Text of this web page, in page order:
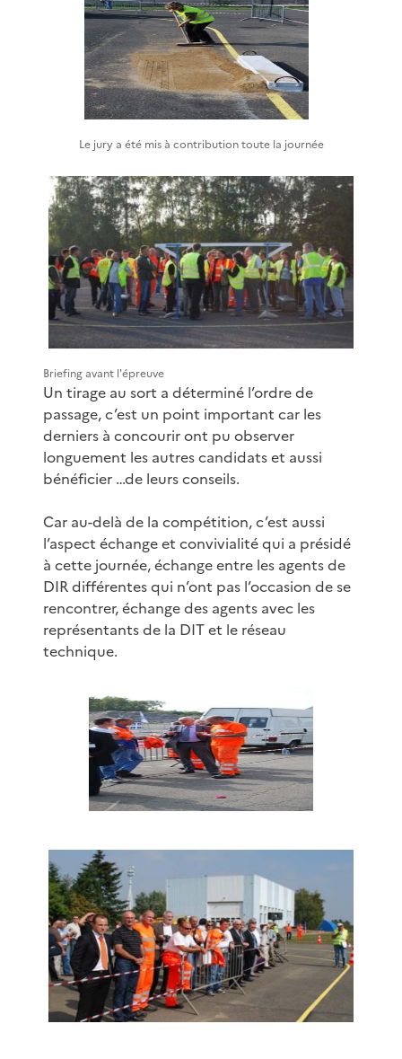
Le jury a été mis à contribution toute la journée
Briefing avant l'épreuve
Un tirage au sort a déterminé l’ordre de
passage, c’est un point important car les
derniers à concourir ont pu observer
longuement les autres candidats et aussi
bénéficier …de leurs conseils.
Car au-delà de la compétition, c’est aussi
l’aspect échange et convivialité qui a présidé
à cette journée, échange entre les agents de
DIR différentes qui n’ont pas l’occasion de se
rencontrer, échange des agents avec les
représentants de la DIT et le réseau
technique.